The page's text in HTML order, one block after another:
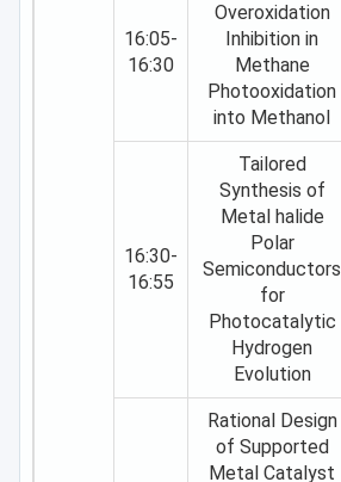
16:05-
16:30
Overoxidation
Inhibition in
Methane
Photooxidation
into Methanol
16:30-
16:55
Tailored
Synthesis of
Metal halide
Polar
Semiconductors
for
Photocatalytic
Hydrogen
Evolution
Rational Design
of Supported
Metal Catalyst